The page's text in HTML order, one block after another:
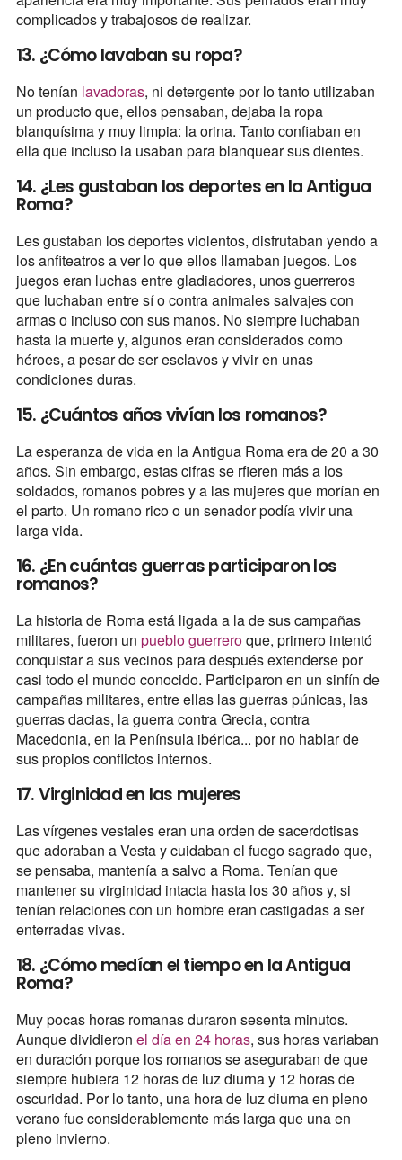
complicados y trabajosos de realizar.
13. ¿Cómo lavaban su ropa?
No tenían lavadoras, ni detergente por lo tanto utilizaban
un producto que, ellos pensaban, dejaba la ropa
blanquísima y muy limpia: la orina. Tanto confiaban en
ella que incluso la usaban para blanquear sus dientes.
14. ¿Les gustaban los deportes en la Antigua
Roma?
Les gustaban los deportes violentos, disfrutaban yendo a
los anfiteatros a ver lo que ellos llamaban juegos. Los
juegos eran luchas entre gladiadores, unos guerreros
que luchaban entre sí o contra animales salvajes con
armas o incluso con sus manos. No siempre luchaban
hasta la muerte y, algunos eran considerados como
héroes, a pesar de ser esclavos y vivir en unas
condiciones duras.
15. ¿Cuántos años vivían los romanos?
La esperanza de vida en la Antigua Roma era de 20 a 30
años. Sin embargo, estas cifras se rfieren más a los
soldados, romanos pobres y a las mujeres que morían en
el parto. Un romano rico o un senador podía vivir una
larga vida.
16. ¿En cuántas guerras participaron los
romanos?
La historia de Roma está ligada a la de sus campañas
militares, fueron un pueblo guerreroque, primero intentó
conquistar a sus vecinos para después extenderse por
casi todo el mundo conocido. Participaron en un sinfín de
campañas militares, entre ellas las guerras púnicas, las
guerras dacias, la guerra contra Grecia, contra
Macedonia, en la Península ibérica... por no hablar de
sus propios conflictos internos.
17. Virginidad en las mujeres
Las vírgenes vestales eran una orden de sacerdotisas
que adoraban a Vesta y cuidaban el fuego sagrado que,
se pensaba, mantenía a salvo a Roma. Tenían que
mantener su virginidad intacta hasta los 30 años y, si
tenían relaciones con un hombre eran castigadas a ser
enterradas vivas.
18. ¿Cómo medían el tiempo en la Antigua
Roma?
Muy pocas horas romanas duraron sesenta minutos.
Aunque dividieron el día en 24 horas, sus horas variaban
en duración porque los romanos se aseguraban de que
siempre hubiera 12 horas de luz diurna y 12 horas de
oscuridad. Por lo tanto, una hora de luz diurna en pleno
verano fue considerablemente más larga que una en
pleno invierno.